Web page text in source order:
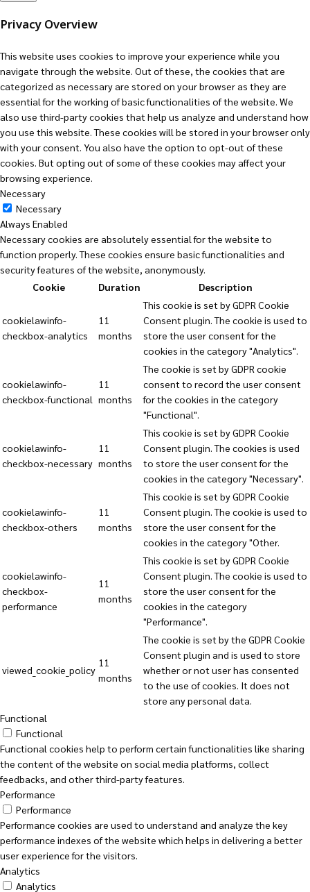
Privacy Overview
This website uses cookies to improve your experience while you
navigate through the website. Out of these, the cookies that are
categorized as necessary are stored on your browser as they are
essential for the working of basic functionalities of the website. We
also use third-party cookies that help us analyze and understand how
you use this website. These cookies will be stored in your browser only
with your consent. You also have the option to opt-out of these
cookies. But opting out of some of these cookies may affect your
browsing experience.
Necessary
Necessary
Always Enabled
Necessary cookies are absolutely essential for the website to
function properly. These cookies ensure basic functionalities and
security features of the website, anonymously.
Cookie
Duration Description
cookielawinfo-
checkbox-analytics
11
months
This cookie is set by GDPR Cookie
Consent plugin. The cookie is used to
store the user consent for the
cookies in the category "Analytics".
cookielawinfo-
checkbox-functional
11
months
The cookie is set by GDPR cookie
consent to record the user consent
for the cookies in the category
"Functional".
cookielawinfo-
checkbox-necessary
11
months
This cookie is set by GDPR Cookie
Consent plugin. The cookies is used
to store the user consent for the
cookies in the category "Necessary".
cookielawinfo-
checkbox-others
11
months
This cookie is set by GDPR Cookie
Consent plugin. The cookie is used to
store the user consent for the
cookies in the category "Other.
cookielawinfo-
checkbox-
performance
11
months
This cookie is set by GDPR Cookie
Consent plugin. The cookie is used to
store the user consent for the
cookies in the category
"Performance".
viewed_cookie_policy
11
months
The cookie is set by the GDPR Cookie
Consent plugin and is used to store
whether or not user has consented
to the use of cookies. It does not
store any personal data.
Functional
Functional
Functional cookies help to perform certain functionalities like sharing
the content of the website on social media platforms, collect
feedbacks, and other third-party features.
Performance
Performance
Performance cookies are used to understand and analyze the key
performance indexes of the website which helps in delivering a better
user experience for the visitors.
Analytics
Analytics